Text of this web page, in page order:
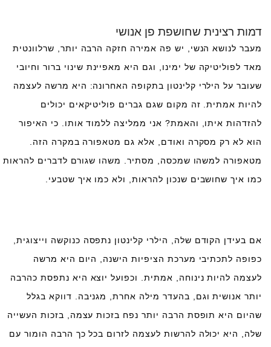
דמות רצינית שחושפת פן אנושי
מעבר לנושא הנשי, יש פה אמירה חזקה הרבה יותר, שרלוונטית
מאד לפוליטיקה של ימינו, וגם היא מאפיינת שינוי ברור וחיובי
שעובר על הילרי קלינטון בתקופה האחרונה: היא מרשה לעצמה
להיות אמתית. זה מקום שגם גברים פוליטיקאים יכולים
להזדהות איתו, והאמת? אני ממליצה ללמוד אותו. כי האיפור
הוא לא רק מסקרה ואודם, אלא גם מטאפורה במקרה הזה.
מטאפורה למשהו שמכסה, מסתיר. משהו שגורם לדברים להראות
כמו איך שחושבים שנכון להראות, ולא כמו איך שטבעי.
אם בעידן הקודם שלה, הילרי קלינטון נתפסה כנוקשה וייצוגית,
כפופה לתכתיבי מערכת הציפיות הישנה, היום היא מרשה
לעצמה להיות נינוחה, אמתית. וכפועל יוצא היא נתפסת כהרבה
יותר אנושית וגם, בהעדר מילה אחרת, מגניבה. דווקא בגלל
שהיום היא תופסת הרבה יותר נפח בזכות עצמה, בזכות העשייה
שלה, היא יכולה להרשות לעצמה לזרום בכל כך הרבה הומור עם